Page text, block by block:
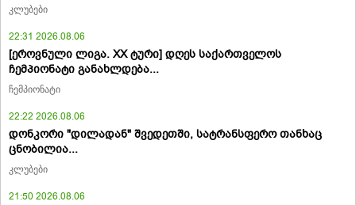
კლუბები
22:31 2026.08.06
[ეროვნული ლიგა. XX ტური] დღეს საქართველოს
ჩემპიონატი განახლდება...
ჩემპიონატი
22:22 2026.08.06
დონკორი "დილადან" შვედეთში, სატრანსფერო თანხაც
ცნობილია...
კლუბები
21:50 2026.08.06